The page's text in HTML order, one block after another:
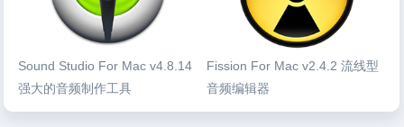
Sound Studio For Mac v4.8.14
强大的音频制作工具
Fission For Mac v2.4.2 流线型
音频编辑器